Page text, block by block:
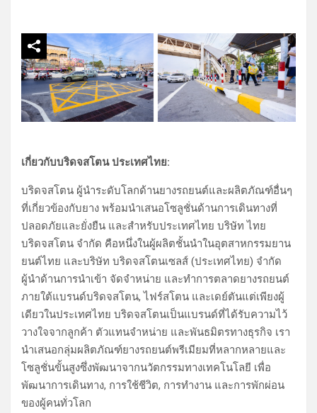
เกี่ยวกับบริดจสโตน ประเทศไทย:
บริดจสโตน ผู้นำระดับโลกด้านยางรถยนต์และผลิตภัณฑ์อื่นๆ
ที่เกี่ยวข้องกับยาง พร้อมนำเสนอโซลูชั่นด้านการเดินทางที่
ปลอดภัยและยั่งยืน และสำหรับประเทศไทย บริษัท ไทย
บริดจสโตน จำกัด คือหนึ่งในผู้ผลิตชั้นนำในอุตสาหกรรมยาน
ยนต์ไทย และบริษัท บริดจสโตนเซลส์ (ประเทศไทย) จำกัด
ผู้นำด้านการนำเข้า จัดจำหน่าย และทำการตลาดยางรถยนต์
ภายใต้แบรนด์บริดจสโตน, ไฟร์สโตน และเดย์ตันแต่เพียงผู้
เดียวในประเทศไทย บริดจสโตนเป็นแบรนด์ที่ได้รับความไว้
วางใจจากลูกค้า ตัวแทนจำหน่าย และพันธมิตรทางธุรกิจ เรา
นำเสนอกลุ่มผลิตภัณฑ์ยางรถยนต์พรีเมียมที่หลากหลายและ
โซลูชั่นขั้นสูงซึ่งพัฒนาจากนวัตกรรมทางเทคโนโลยี เพื่อ
พัฒนาการเดินทาง, การใช้ชีวิต, การทำงาน และการพักผ่อน
ของผู้คนทั่วโลก